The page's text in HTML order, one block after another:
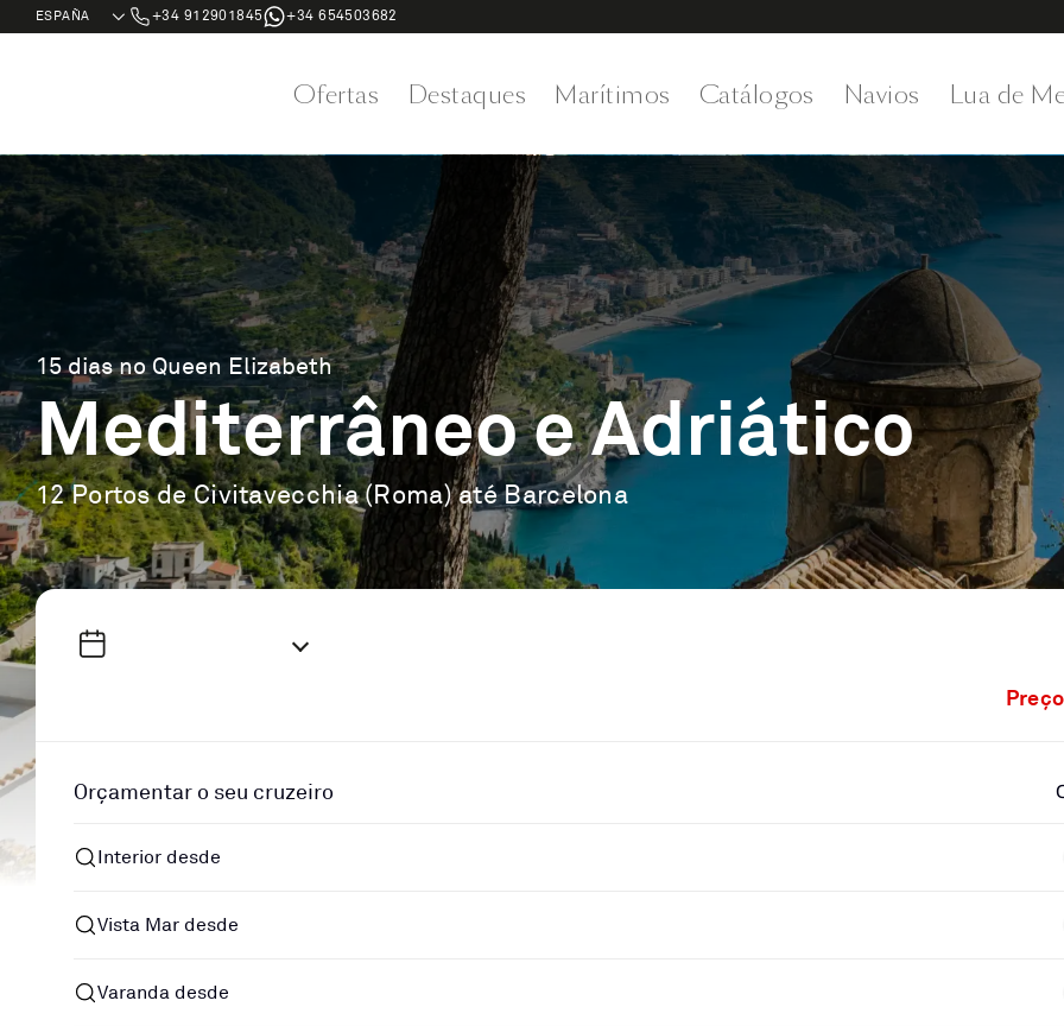
+34 912901845 +34 654503682
Ofertas Destaques Marítimos Catálogos Navios Lua de
15 dias no Queen Elizabeth
Mediterrâneo e Adriático
12 Portos de Civitavecchia (Roma) até Barcelona
Orçamentar o seu cruzeiro
Interior desde
Vista Mar desde
Varanda desde